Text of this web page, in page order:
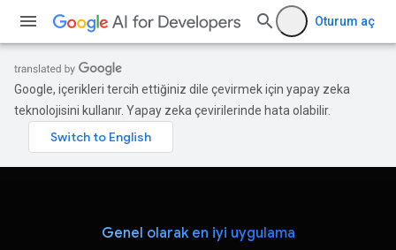
Oturum aç
Google, içerikleri tercih ettiğiniz dile çevirmek için yapay zeka
teknolojisini kullanır. Yapay zeka çevirilerinde hata olabilir.
Genel olarak en iyi uygulama